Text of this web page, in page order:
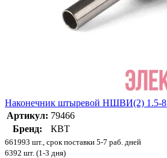
Наконечник штыревой НШВИ(2) 1.5-
Артикул: 79466
Бренд:
КВТ
661993 шт., срок поставки 5-7 раб. дней
6392 шт. (1-3 дня)